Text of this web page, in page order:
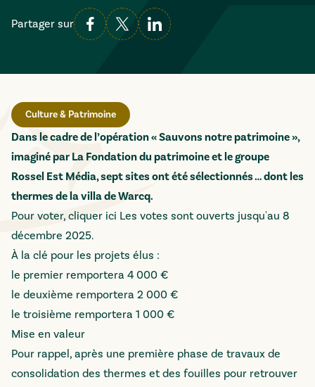
Partager sur
Culture & Patrimoine
Dans le cadre de l’opération « Sauvons notre patrimoine »,
imaginé par La Fondation du patrimoine et le groupe
Rossel Est Média, sept sites ont été sélectionnés … dont les
thermes de la villa de Warcq.
Pour voter, cliquer ici Les votes sont ouverts jusqu'au 8
décembre 2025.
À la clé pour les projets élus :
le premier remportera 4 000 €
le deuxième remportera 2 000 €
le troisième remportera 1 000 €
Mise en valeur
Pour rappel, après une première phase de travaux de
consolidation des thermes et des fouilles pour retrouver